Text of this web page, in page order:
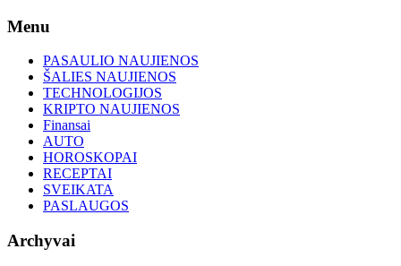
Skip
content
Menu
PASAULIO NAUJIENOS
ŠALIES NAUJIENOS
TECHNOLOGIJOS
KRIPTO NAUJIENOS
Finansai
AUTO
HOROSKOPAI
RECEPTAI
SVEIKATA
PASLAUGOS
Archyvai